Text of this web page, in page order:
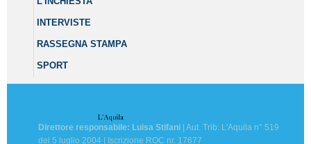
INTERVISTE
RASSEGNA STAMPA
SPORT
Direttore responsabile: Luisa Stifani | Aut. Trib. L'Aquila n° 519
del 5 luglio 2004 | Iscrizione ROC nr. 17677